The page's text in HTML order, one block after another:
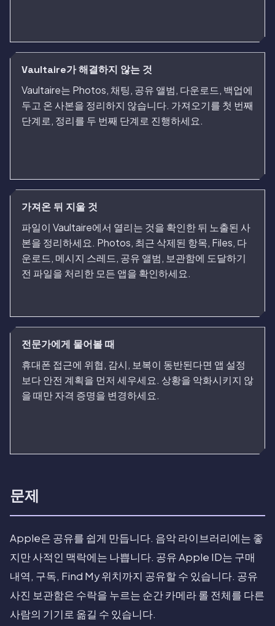
Vaultaire가 해결하지 않는 것
Vaultaire는 Photos, 채팅, 공유 앨범, 다운로드, 백업에
두고 온 사본을 정리하지 않습니다. 가져오기를 첫 번째
단계로, 정리를 두 번째 단계로 진행하세요.
가져온 뒤 지울 것
파일이 Vaultaire에서 열리는 것을 확인한 뒤 노출된 사
본을 정리하세요. Photos, 최근 삭제된 항목, Files, 다
운로드, 메시지 스레드, 공유 앨범, 보관함에 도달하기
전 파일을 처리한 모든 앱을 확인하세요.
전문가에게 물어볼 때
휴대폰 접근에 위협, 감시, 보복이 동반된다면 앱 설정
보다 안전 계획을 먼저 세우세요. 상황을 악화시키지 않
을 때만 자격 증명을 변경하세요.
문제
Apple은 공유를 쉽게 만듭니다. 음악 라이브러리에는 좋
지만 사적인 맥락에는 나쁩니다. 공유 Apple ID는 구매
내역, 구독, Find My 위치까지 공유할 수 있습니다. 공유
사진 보관함은 수락을 누르는 순간 카메라 롤 전체를 다른
사람의 기기로 옮길 수 있습니다.